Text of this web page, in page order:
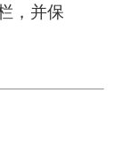
，并保